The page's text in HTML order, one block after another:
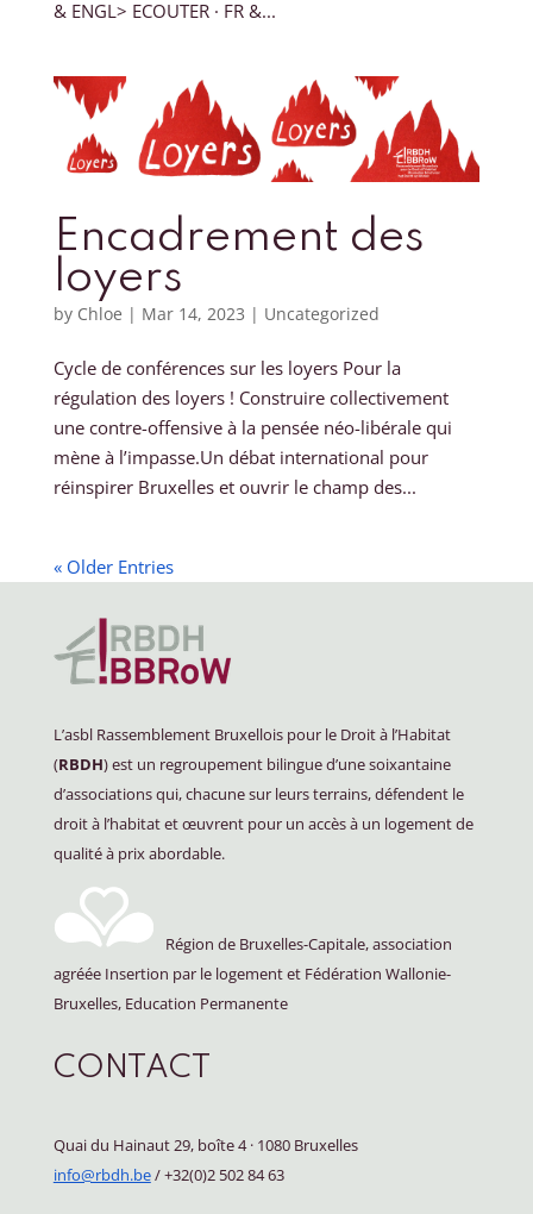
& ENGL> ECOUTER · FR &...
Encadrement des
loyers
by Chloe | Mar 14, 2023 | Uncategorized
Cycle de conférences sur les loyers Pour la
régulation des loyers ! Construire collectivement
une contre-offensive à la pensée néo-libérale qui
mène à l’impasse.Un débat international pour
réinspirer Bruxelles et ouvrir le champ des...
« Older Entries
L’asbl Rassemblement Bruxellois pour le Droit à l’Habitat
(RBDH) est un regroupement bilingue d’une soixantaine
d’associations qui, chacune sur leurs terrains, défendent le
droit à l’habitat et œuvrent pour un accès à un logement de
qualité à prix abordable.
Région de Bruxelles-Capitale, association
agréée Insertion par le logement et Fédération Wallonie-
Bruxelles, Education Permanente
CONTACT
Quai du Hainaut 29, boîte 4·1080 Bruxelles
info@rbdh.be/ +32(0)2 502 84 63